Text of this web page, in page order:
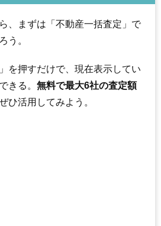
、まずは「不動産一括査定」で
う。
を押すだけで、現在表示してい
きる。 無料で最大6社の査定額
ひ活用してみよう。